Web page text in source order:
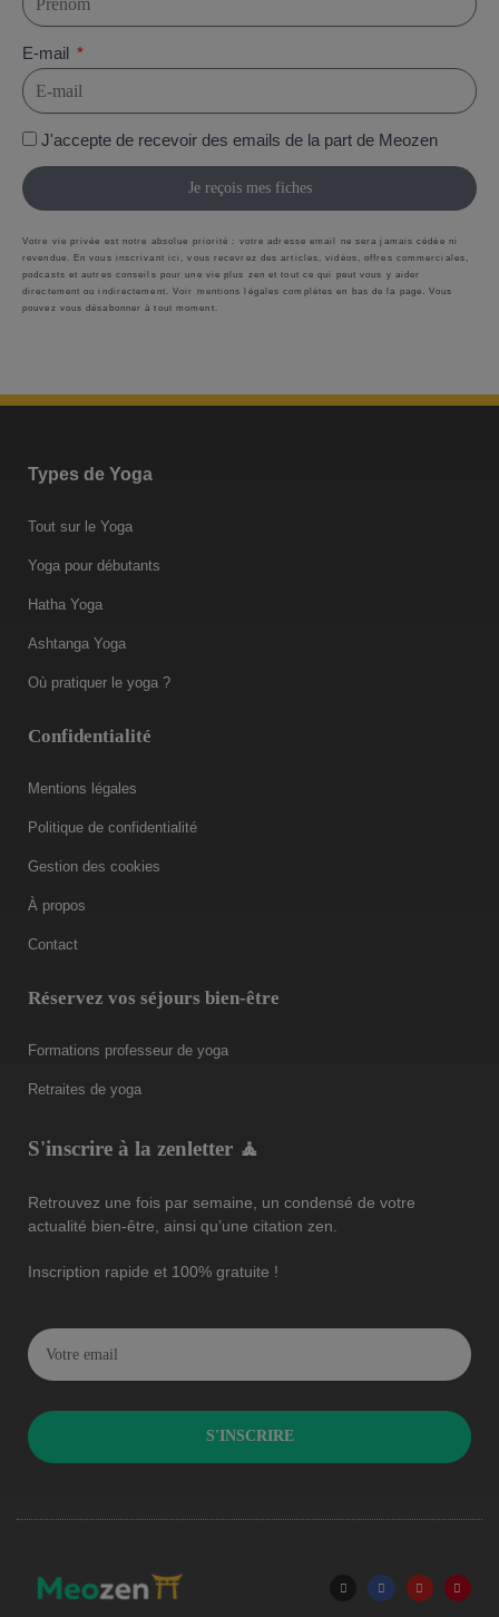
E-mail
J'accepte de recevoir des emails de la part de Meozen
Je reçois mes fiches
Votre vie privée est notre absolue priorité : votre adresse email ne sera jamais cédée ni
revendue. En vous inscrivant ici, vous recevrez des articles, vidéos, offres commerciales,
podcasts et autres conseils pour une vie plus zen et tout ce qui peut vous y aider
directement ou indirectement. Voir mentions légales complètes en bas de la page. Vous
pouvez vous désabonner à tout moment.
Types de Yoga
Tout sur le Yoga
Yoga pour débutants
Hatha Yoga
Ashtanga Yoga
Où pratiquer le yoga ?
Confidentialité
Mentions légales
Politique de confidentialité
Gestion des cookies
À propos
Contact
Réservez vos séjours bien-être
Formations professeur de yoga
Retraites de yoga
S'inscrire à la zenletter 🧘
Retrouvez une fois par semaine, un condensé de votre
actualité bien-être, ainsi qu’une citation zen.
Inscription rapide et 100% gratuite !
S'INSCRIRE